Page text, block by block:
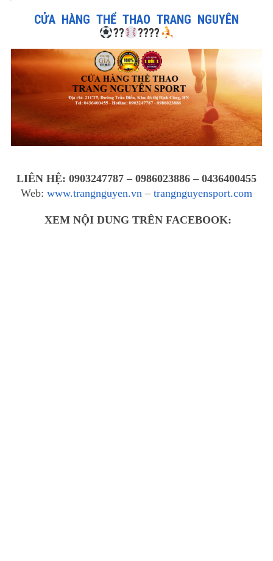
CỬA HÀNG THỂ THAO TRANG NGUYÊN
?? ????
LIÊN HỆ: 0903247787 – 0986023886 – 0436400455
Web: www.trangnguyen.vn – trangnguyensport.com
XEM NỘI DUNG TRÊN FACEBOOK: